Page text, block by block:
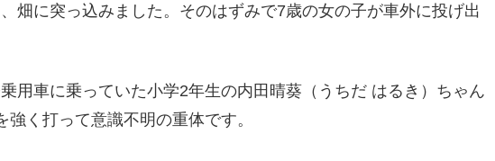
畑に突っ込みました。そのはずみで7歳の女の子が車外に投げ出
用車に乗っていた小学2年生の内田晴葵（うちだ はるき）ちゃん
強く打って意識不明の重体です。